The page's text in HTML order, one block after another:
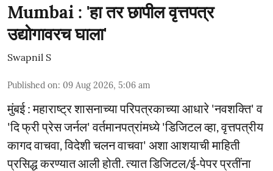
Mumbai : 'हा तर छापील वृत्तपत्र
उद्योगावरच घाला'
Swapnil S
Published on: 09 Aug 2026, 5:06 am
मुंबई : महाराष्ट्र शासनाच्या परिपत्रकाच्या आधारे 'नवशक्ति' व
'दि फ्री प्रेस जर्नल' वर्तमानपत्रांमध्ये 'डिजिटल व्हा, वृत्तपत्रीय
कागद वाचवा, विदेशी चलन वाचवा' अशा आशयाची माहिती
प्रसिद्ध करण्यात आली होती. त्यात डिजिटल/ई-पेपर प्रतींना